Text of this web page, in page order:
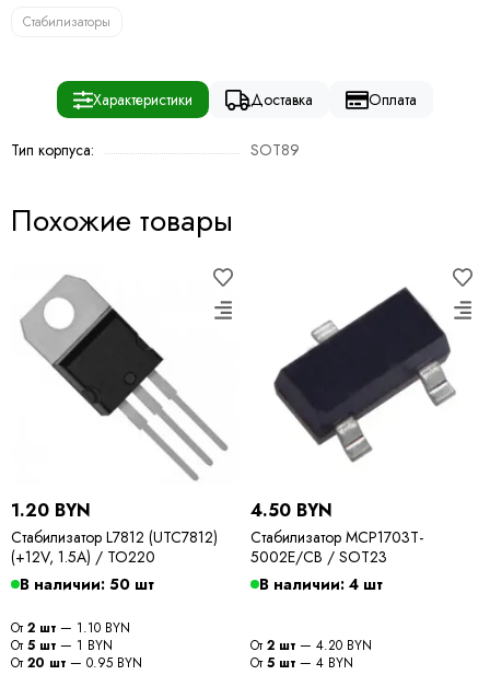
Стабилизаторы
Характеристики Доставка Оплата
Тип корпуса: SOT89
Похожие товары
1.20 BYN
Стабилизатор L7812 (UTC7812)
(+12V, 1.5A) / TO220
В наличии: 50 шт
От2 шт — 1.10 BYN
От5 шт — 1 BYN
От20 шт — 0.95 BYN
4.50 BYN
Стабилизатор MCP1703T-
5002E/CB / SOT23
В наличии: 4 шт
От2 шт — 4.20 BYN
От5 шт — 4 BYN